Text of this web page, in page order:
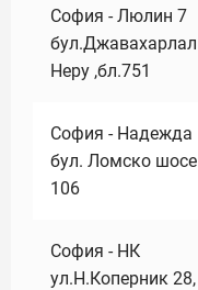
София - Люлин 7
бул.Джавахарлал
Неру ,бл.751
София - Надежда
бул. Ломско шосе
106
София - НК
ул.Н.Коперник 28,